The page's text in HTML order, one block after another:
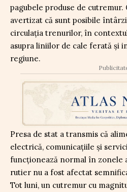
pagubele produse de
avertizat că sunt posibile
circulația trenurilor, în
asupra liniilor de cale ferată și
regiune.
Presa de stat a transmis că
electrică, comunicațiile și
funcționează normal în zonele
rutier nu a fost afectat
Tot luni, un cutremur cu